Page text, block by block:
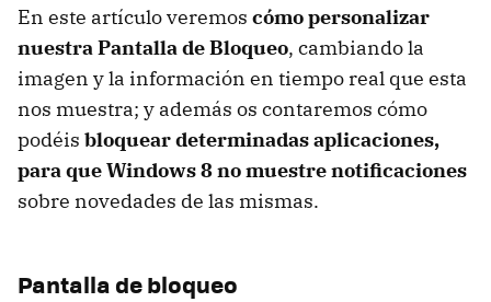
En este artículo veremos cómo personalizar
nuestra Pantalla de Bloqueo, cambiando la
imagen y la información en tiempo real que esta
nos muestra; y además os contaremos cómo
podéis bloquear determinadas aplicaciones,
para que Windows 8 no muestre notificaciones
sobre novedades de las mismas.
Pantalla de bloqueo